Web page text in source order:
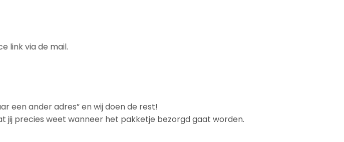
link via de mail.
een ander adres” en wij doen de rest!
jij precies weet wanneer het pakketje bezorgd gaat worden.